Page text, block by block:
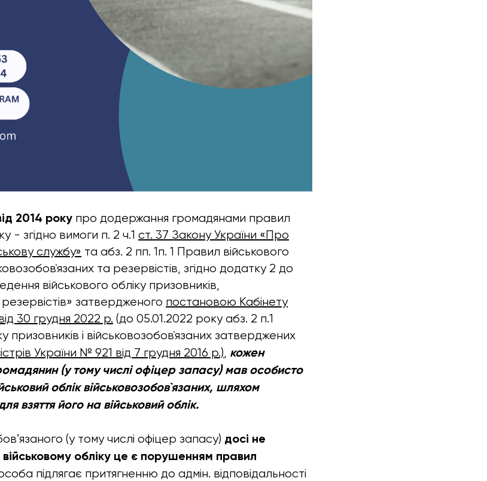
2014 року про додержання громадянами правил
- згідно вимоги п. 2 ч.1 ст. 37 Закону України «Про
службу» та абз. 2 пп. 1п. 1 Правил військового
та резервістів, згідно додатку 2 до
військового обліку призовників,
затвердженого постановою Кабінету
30 грудня 2022 р. (до 05.01.2022 року абз. 2 п.1
призовників і військовозобов`язаних затверджених
України № 921 від 7 грудня 2016 р.), кожен
(у тому числі офіцер запасу) мав особисто
облік військовозобов`язаних, шляхом
взяття його на військовий облік.
(у тому числі офіцер запасу) досі не
обліку це є порушенням правил
підлягає притягненню до адмін. відповідальності